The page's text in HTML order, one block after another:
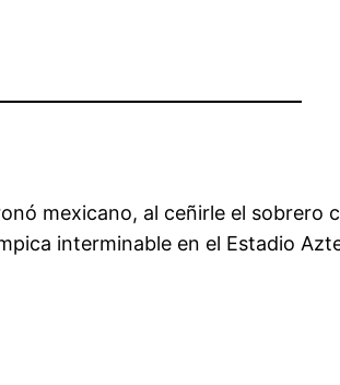
mexicano, al ceñirle el sobrero
interminable en el Estadio